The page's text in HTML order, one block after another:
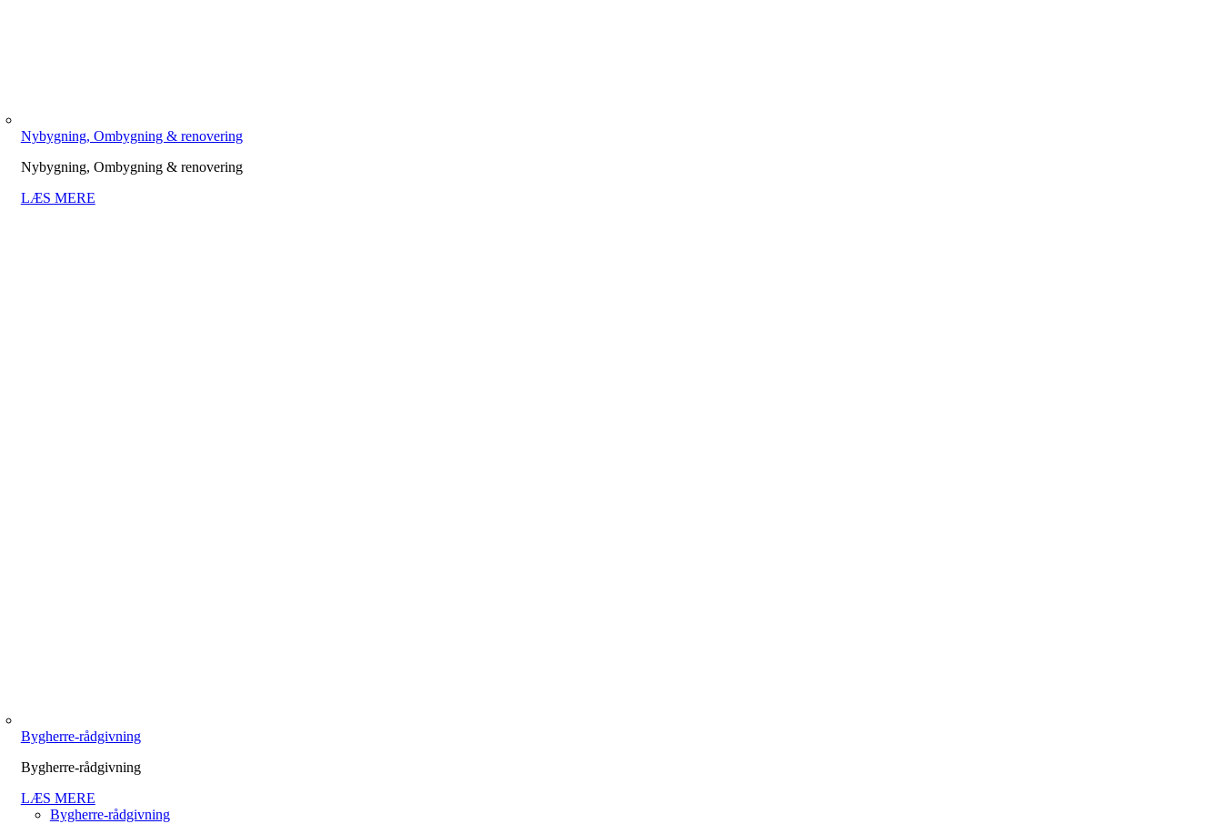
Nybygning, Ombygning & renovering
Nybygning, Ombygning & renovering
LÆS MERE
Bygherre-rådgivning
Bygherre-rådgivning
LÆS MERE
Bygherre-rådgivning